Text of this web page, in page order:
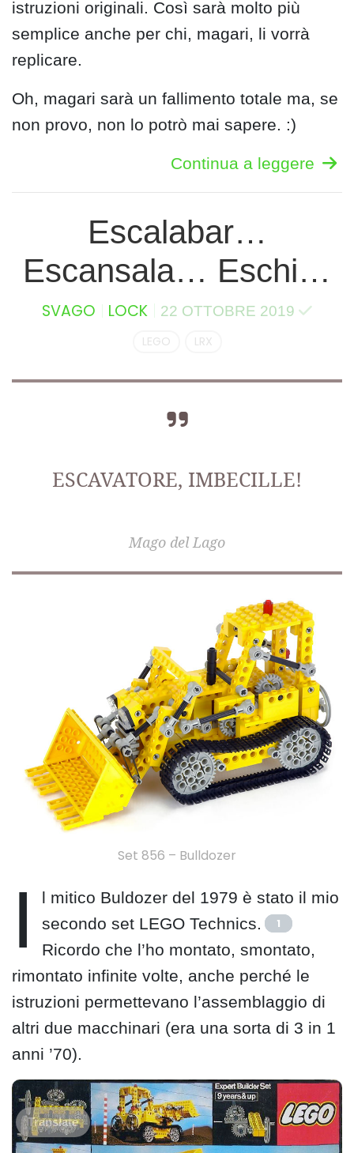
istruzioni originali. Così sarà molto più
semplice anche per chi, magari, li vorrà
replicare.
Oh, magari sarà un fallimento totale ma, se
non provo, non lo potrò mai sapere. :)
Continua a leggere
Escalabar…
Escansala… Eschi…
SVAGO LOCK 22 OTTOBRE 2019
LEGO LRX
ESCAVATORE, IMBECILLE!
Mago del Lago
Set 856 – Bulldozer
I
l mitico Buldozer del 1979 è stato il mio
secondo set LEGO Technics.
1
Ricordo che l’ho montato, smontato,
rimontato infinite volte, anche perché le
istruzioni permettevano l’assemblaggio di
altri due macchinari (era una sorta di 3 in 1
anni ’70).
Translate